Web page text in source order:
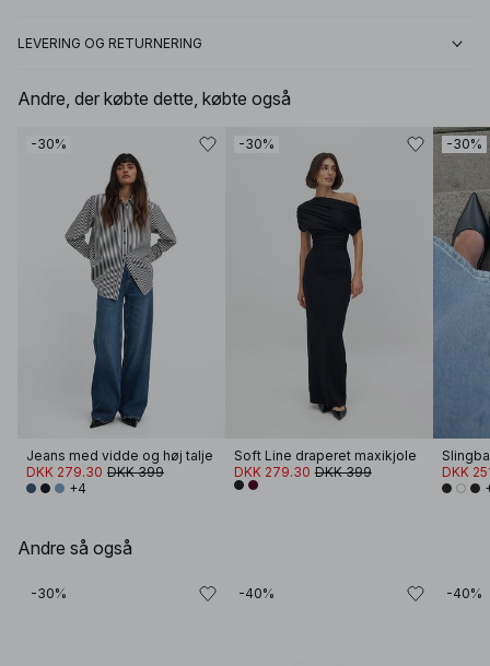
LEVERING OG RETURNERING
Andre, der købte dette, købte også
-30%
Jeans med vidde og høj talje
DKK 279.30 DKK 399
+4
-30%
Soft Line draperet maxikjole
DKK 279.30 DKK 399
-30%
DKK
Andre så også
-30% -40% -40%